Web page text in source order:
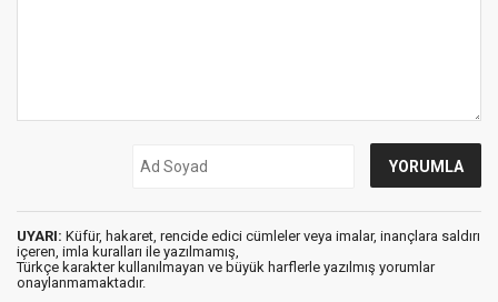
UYARI: Küfür, hakaret, rencide edici cümleler veya imalar, inançlara saldırı
içeren, imla kuralları ile yazılmamış,
Türkçe karakter kullanılmayan ve büyük harflerle yazılmış yorumlar
onaylanmamaktadır.